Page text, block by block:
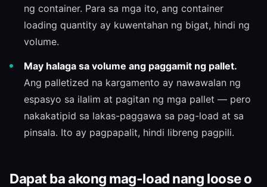
ng container. Para sa mga ito, ang container
loading quantity ay kuwentahan ng bigat, hindi ng
volume.
May halaga sa volume ang paggamit ng pallet.
Ang palletized na kargamento ay nawawalan ng
espasyo sa ilalim at pagitan ng mga pallet — pero
nakakatipid sa lakas-paggawa sa pag-load at sa
pinsala. Ito ay pagpapalit, hindi libreng pagpili.
Dapat ba akong mag-load nang loose o